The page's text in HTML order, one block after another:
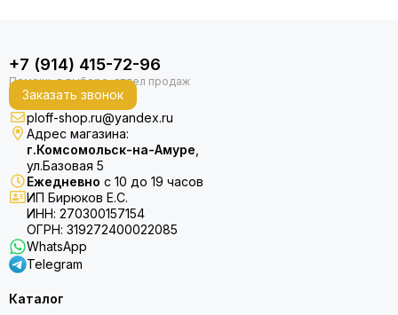
+7 (914) 415-72-96
Заказать звонок
ploff-shop.ru@yandex.ru
Адрес магазина:
г.Комсомольск-на-Амуре
ул.Базовая 5
Ежедневно с 10 до 19 часов
ИП Бирюков Е.С.
ИНН: 270300157154
ОГРН: 319272400022085
WhatsApp
Telegram
Каталог